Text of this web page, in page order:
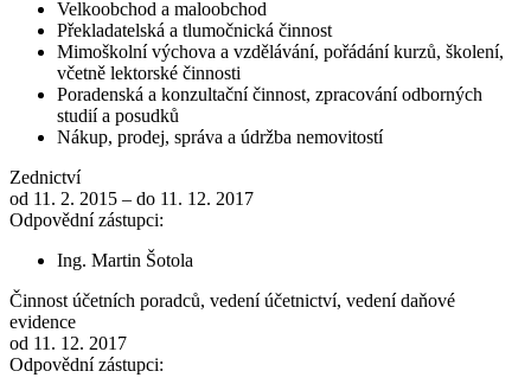
Velkoobchod a maloobchod
Překladatelská a tlumočnická činnost
Mimoškolní výchova a vzdělávání, pořádání kurzů, školení,
včetně lektorské činnosti
Poradenská a konzultační činnost, zpracování odborných
studií a posudků
Nákup, prodej, správa a údržba nemovitostí
Zednictví
od 11. 2. 2015 – do 11. 12. 2017
Odpovědní zástupci:
Ing. Martin Šotola
Činnost účetních poradců, vedení účetnictví, vedení daňové
evidence
od 11. 12. 2017
Odpovědní zástupci: